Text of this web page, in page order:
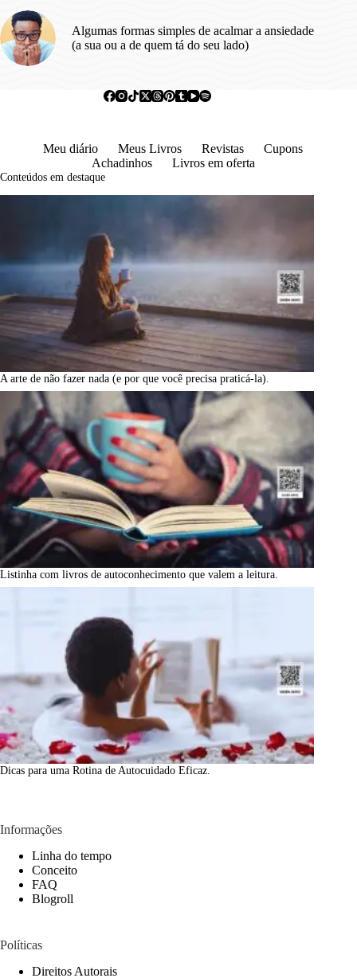
Algumas formas simples de acalmar a ansiedade
(a sua ou a de quem tá do seu lado)
Meu diário Meus Livros Revistas
Cupons
Achadinhos
Livros em oferta
Conteúdos em destaque
A arte de não fazer nada (e por que você precisa praticá-la).
Listinha com livros de autoconhecimento que valem a leitura.
Dicas para uma Rotina de Autocuidado Eficaz.
Informações
Linha do tempo
Conceito
FAQ
Blogroll
Políticas
Direitos Autorais